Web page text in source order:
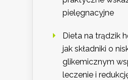
pielęgnacyjne
Dieta na trądzik
jak składniki o
glikemicznym
leczenie i